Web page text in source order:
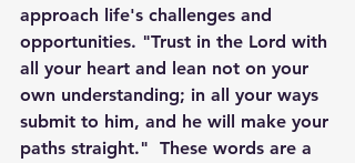
approach life's challenges and
opportunities. "Trust in the Lord with
all your heart and lean not on your
own understanding; in all your ways
submit to him, and he will make your
paths straight."  These words are a